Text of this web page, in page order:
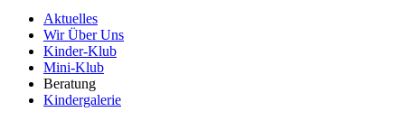
Aktuelles
Wir Über Uns
Kinder-Klub
Mini-Klub
Beratung
Kindergalerie